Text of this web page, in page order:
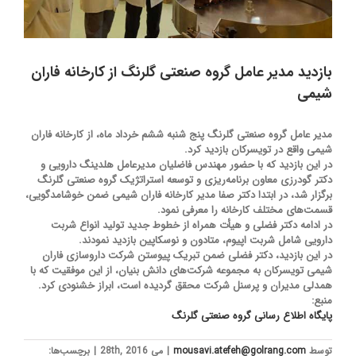
بازدید مدیر عامل گروه صنعتی گلرنگ از کارخانه فاران
شیمی
مدیر عامل گروه صنعتی گلرنگ پنج شنبه ششم خرداد ماه، از کارخانه فاران
شیمی واقع در تویسرکان بازدید کرد.
در این بازدید که با حضور مهندس فاضلیان مدیرعامل هلدینگ دارویی و
دکتر گودرزی معاون برنامه‌ریزی و توسعه استراتژیک گروه صنعتی گلرنگ
برگزار شد، در ابتدا دکتر صفا مدیر کارخانه فاران شیمی ضمن خوشامدگویی،
قسمت‌های مختلف کارخانه را معرفی نمود.
در ادامه دکتر فضلی و هیأت همراه از خطوط جدید تولید انواع شربت
دارویی شامل شربت اپیوم، متادون و نوسکاپین بازدید نمودند.
در این بازدید، دکتر فضلی ضمن تبریک پیوستن شرکت داروسازی فاران
شیمی تویسرکان به مجموعه شرکت‌های دانش بنیان، از این موفقیت که با
همدلی مدیران و پرسنل شرکت محقق گردیده است، ابراز خشنودی کرد.
منبع:
پایگاه اطلاع رسانی گروه صنعتی گلرنگ
توسط mousavi.atefeh@golrang.com
| می 28th, 2016 | برچسب‌ها: